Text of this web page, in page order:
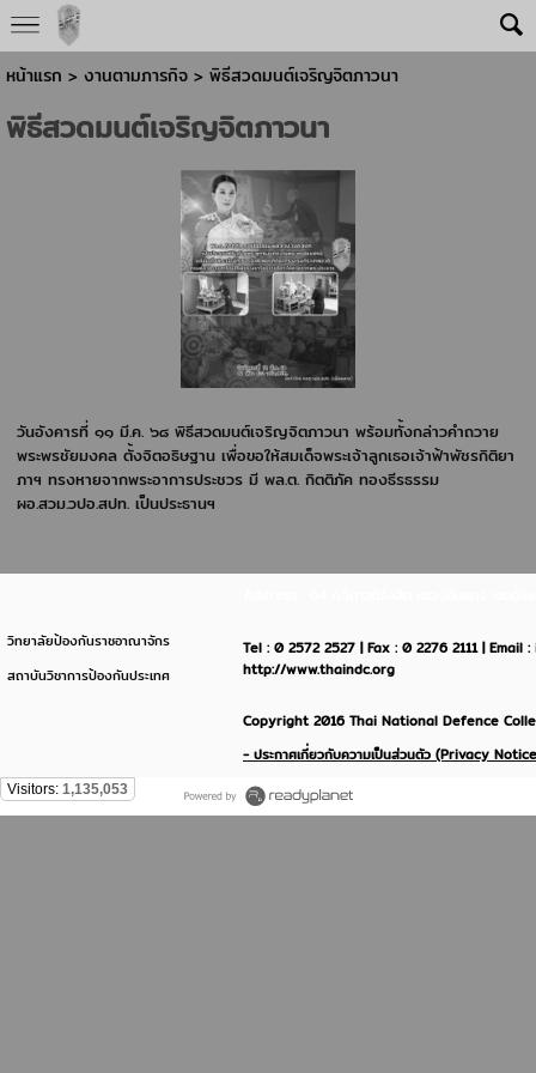
หน้าแรก > งานตามภารกิจ > พิธีสวดมนต์เจริญจิตภาวนา
พิธีสวดมนต์เจริญจิตภาวนา
วันอังคารที่ ๑๑ มี.ค. ๖๘ พิธีสวดมนต์เจริญจิตภาวนา พร้อมทั้งกล่าวคำถวาย
พระพรชัยมงคล ตั้งจิตอธิษฐาน เพื่อขอให้สมเด็จพระเจ้าลูกเธอเจ้าฟ้าพัชรกิติยา
ภาฯ ทรงหายจากพระอาการประชวร มี พล.ต. กิตติภัค ทองธีรธรรม
ผอ.สวม.วปอ.สปท. เป็นประธานฯ
วิทยาลัยป้องกันราชอาณาจักร
สถาบันวิชาการป้องกันประเทศ
Tel : 0 2572 2527 | Fax : 0 2276 2111 |
http://www.thaindc.org
Copyright 2016 Thai National Defence
- ประกาศเกี่ยวกับความเป็นส่วนตัว (Privacy
Visitors: 1,135,053